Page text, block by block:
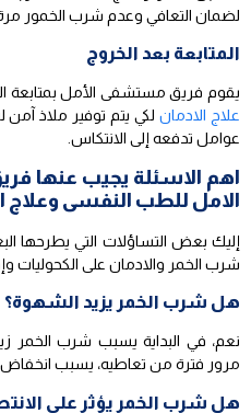
لضمان التعافي وعدم شرب الخمور
المتابعة بعد الخروج
يقوم فريق مستشفى الأمل بمتابعة
علاج الادمانلكي يتم توفير ملاذ آمن
عوامل تدفعه إلى الانتكاس.
اهم الاسئلة يجيب
الامل للطب النفسى وعلاج
إليك بعض التساؤلات التي يطرحها
شرب الخمر والادمان على الكحوليات
هل شرب الخمر يزيد الشهوة؟
نعم، في البداية يسبب شرب الخمر
مرور فترة من تعاطيه، يسبب انخفاض
هل شرب الخمر يؤثر على